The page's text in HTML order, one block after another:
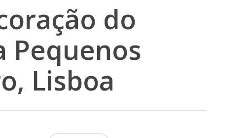
do
Pequenos
Lisboa